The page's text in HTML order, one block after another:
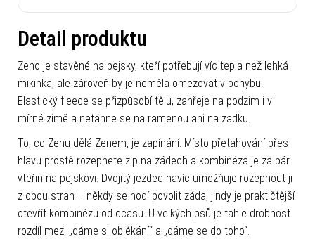
Detail produktu
Zeno je stavěné na pejsky, kteří potřebují víc tepla než lehká
mikinka, ale zároveň by je neměla omezovat v pohybu.
Elastický fleece se přizpůsobí tělu, zahřeje na podzim i v
mírné zimě a netáhne se na ramenou ani na zadku.
To, co Zenu dělá Zenem, je zapínání. Místo přetahování přes
hlavu prostě rozepnete zip na zádech a kombinéza je za pár
vteřin na pejskovi. Dvojitý jezdec navíc umožňuje rozepnout ji
z obou stran – někdy se hodí povolit záda, jindy je praktičtější
otevřít kombinézu od ocasu. U velkých psů je tahle drobnost
rozdíl mezi „dáme si oblékání“ a „dáme se do toho“.